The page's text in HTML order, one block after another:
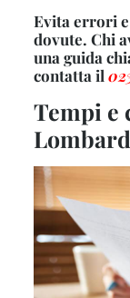
Evita errori
dovute. Chi
una guida
contatta il
Tempi e